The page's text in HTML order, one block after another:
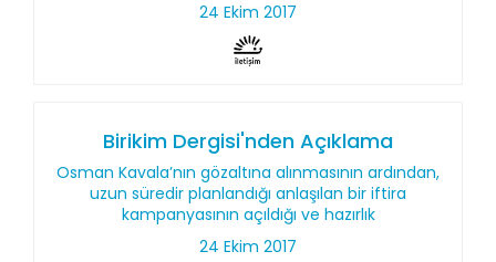
24 Ekim 2017
Birikim Dergisi'nden Açıklama
Osman Kavala’nın gözaltına alınmasının ardından,
uzun süredir planlandığı anlaşılan bir iftira
kampanyasının açıldığı ve hazırlık
24 Ekim 2017